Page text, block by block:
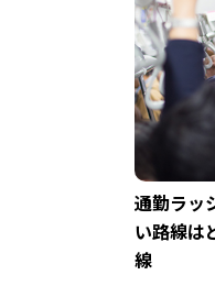
通勤ラッ
い路線は
線